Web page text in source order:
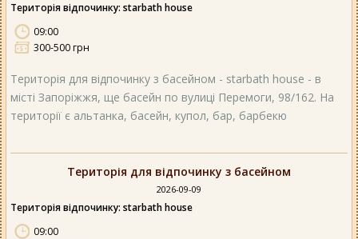
Територія відпочинку: starbath house
09:00
300-500 грн
Територія для відпочинку з басейном - starbath house - в
місті Запоріжжя, ще басейн по вулиці Перемоги, 98/162. На
території є альтанка, басейн, купол, бар, барбекю
Територія для відпочинку з басейном
2026-09-09
Територія відпочинку: starbath house
09:00